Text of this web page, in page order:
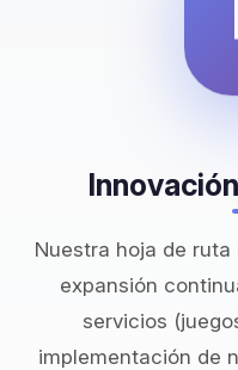
Nuestra hoja de
expansión
servicios
implementación de